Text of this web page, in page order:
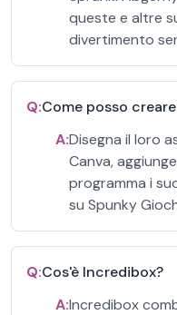
queste e altre
divertimento
Q:Come posso
A:Disegna il loro
Canva,
programma i
su Spunky
Q:Cos'è Incredibox?
A:Incredibox